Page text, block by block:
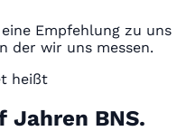
Empfehlung zu uns
der wir uns messen.
heißt
Jahren BNS.